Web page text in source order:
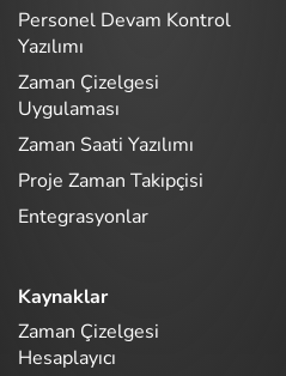
Personel Devam Kontrol
Yazılımı
Zaman Çizelgesi
Uygulaması
Zaman Saati Yazılımı
Proje Zaman Takipçisi
Entegrasyonlar
Kaynaklar
Zaman Çizelgesi
Hesaplayıcı